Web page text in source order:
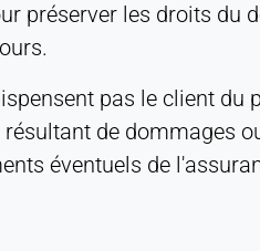
préserver les droits du
pas le client
de dommages
éventuels de